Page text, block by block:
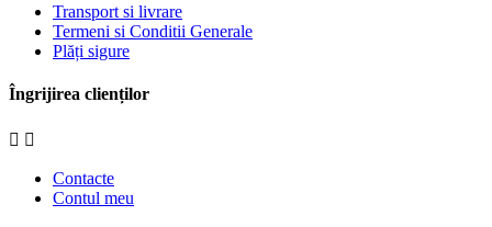
Transport si livrare
Termeni si Conditii Generale
Plăți sigure
Îngrijirea clienților
 
Contacte
Contul meu